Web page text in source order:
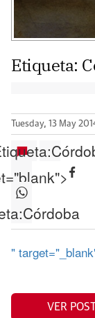
Etiqueta:
Tuesday, 13 May
Córdoba
"
VER